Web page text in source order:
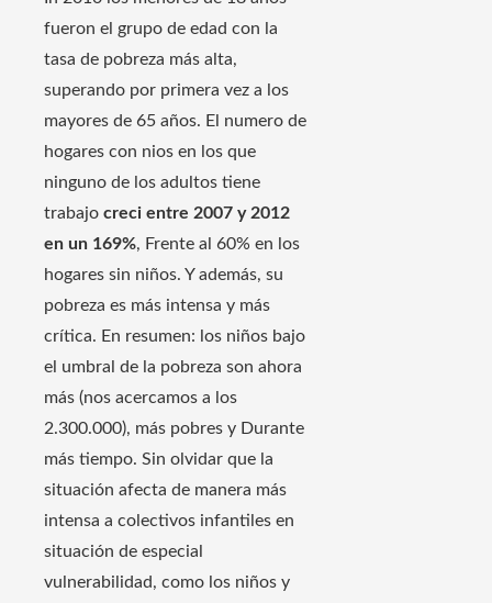
fueron el grupo de edad con la
tasa de pobreza más alta,
superando por primera vez a los
mayores de 65 años. El numero de
hogares con nios en los que
ninguno de los adultos tiene
trabajo creci entre 2007 y 2012
en un 169%, Frente al 60% en los
hogares sin niños. Y además, su
pobreza es más intensa y más
crítica. En resumen: los niños bajo
el umbral de la pobreza son ahora
más (nos acercamos a los
2.300.000), más pobres y Durante
más tiempo. Sin olvidar que la
situación afecta de manera más
intensa a colectivos infantiles en
situación de especial
vulnerabilidad, como los niños y